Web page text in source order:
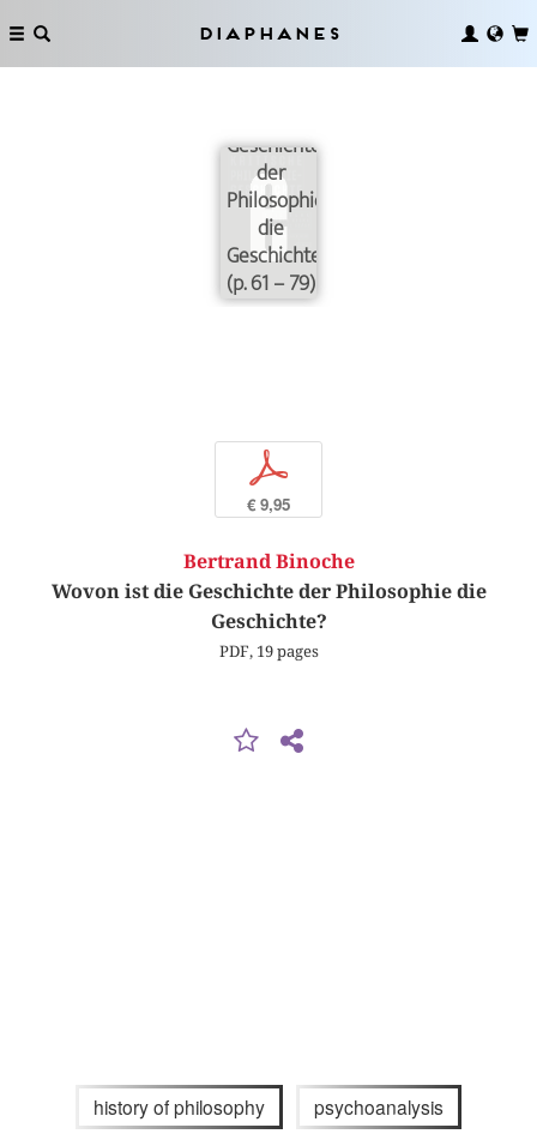
Diaphanes
Geschichte
der
Philosophie
die
Geschichte?
(p. 61 – 79)
p
€ 9,95
Bertrand Binoche
Wovon ist die Geschichte der Philosophie die
Geschichte?
PDF, 19 pages
history of philosophy psychoanalysis